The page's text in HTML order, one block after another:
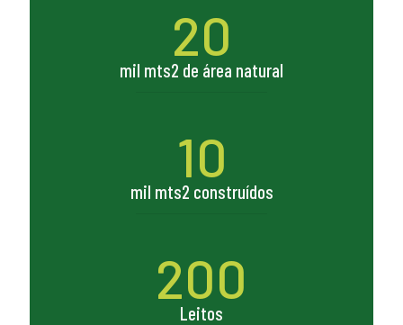
20
mil mts2 de área natural
10
mil mts2 construídos
200
Leitos